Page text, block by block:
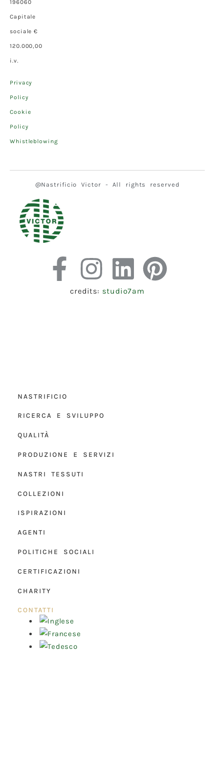
196060
Capitale
sociale €
120.000,00
i.v.
Privacy
Policy
Cookie
Policy
Whistleblowing
@Nastrificio Victor - All rights reserved
credits: studio7am
NASTRIFICIO
RICERCA E SVILUPPO
QUALITÀ
PRODUZIONE E SERVIZI
NASTRI TESSUTI
COLLEZIONI
ISPIRAZIONI
AGENTI
POLITICHE SOCIALI
CERTIFICAZIONI
CHARITY
CONTATTI